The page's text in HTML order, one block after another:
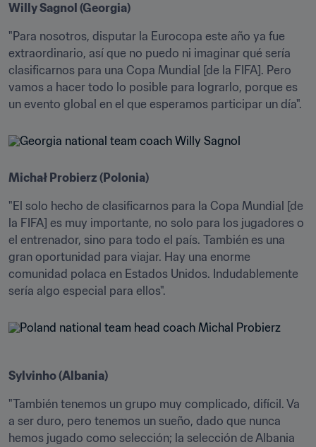
Willy Sagnol (Georgia)
"Para nosotros, disputar la Eurocopa este año ya fue
extraordinario, así que no puedo ni imaginar qué sería
clasificarnos para una Copa Mundial [de la FIFA]. Pero
vamos a hacer todo lo posible para lograrlo, porque es
un evento global en el que esperamos participar un día".
Michał Probierz (Polonia)
"El solo hecho de clasificarnos para la Copa Mundial [de
la FIFA] es muy importante, no solo para los jugadores o
el entrenador, sino para todo el país. También es una
gran oportunidad para viajar. Hay una enorme
comunidad polaca en Estados Unidos. Indudablemente
sería algo especial para ellos".
Sylvinho (Albania)
"También tenemos un grupo muy complicado, difícil. Va
a ser duro, pero tenemos un sueño, dado que nunca
hemos jugado como selección; la selección de Albania